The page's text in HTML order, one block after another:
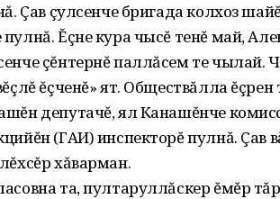
Çав çулсенче бригада колхоз
Ĕçне кура чысĕ тенĕ май,
çĕнтернĕ паллăсем те чылай.
ĕçченĕ» ят. Обществăлла
депутачĕ, ял Канашĕнче
(ГАИ) инспекторĕ пулнă. Çав
хăварман.
та, пултаруллăскер ĕмĕр